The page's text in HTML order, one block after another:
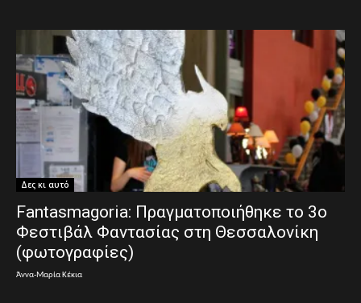
Δες κι αυτό
Fantasmagoria: Πραγματοποιήθηκε το 3ο
Φεστιβάλ Φαντασίας στη Θεσσαλονίκη
(φωτογραφίες)
Άννα-Μαρία Κέκια